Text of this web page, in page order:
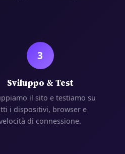
3
Sviluppo & Test
il sito e testiamo su
i dispositivi, browser e
di connessione.